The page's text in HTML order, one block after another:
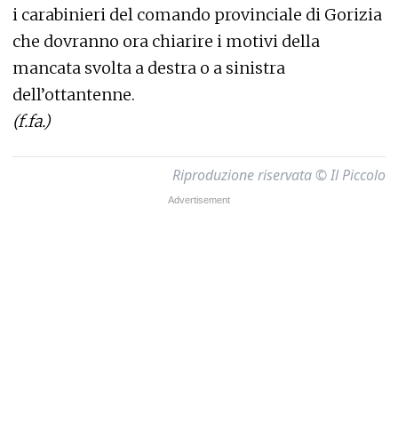
i carabinieri del comando provinciale di Gorizia
che dovranno ora chiarire i motivi della
mancata svolta a destra o a sinistra
dell’ottantenne.
(f.fa.)
Riproduzione riservata © Il Piccolo